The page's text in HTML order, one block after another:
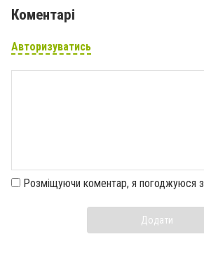
Коментарі
Авторизуватись
Розміщуючи коментар, я погоджуюся з
Додати